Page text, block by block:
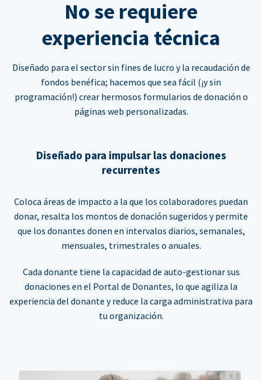
No se requiere
experiencia técnica
Diseñado para el sector sin fines de lucro y la recaudación de
fondos benéfica; hacemos que sea fácil (¡y sin
programación!) crear hermosos formularios de donación o
páginas web personalizadas.
Diseñado para impulsar las donaciones
recurrentes
Coloca áreas de impacto a la que los colaboradores puedan
donar, resalta los montos de donación sugeridos y permite
que los donantes donen en intervalos diarios, semanales,
mensuales, trimestrales o anuales.
Cada donante tiene la capacidad de auto-gestionar sus
donaciones en el Portal de Donantes, lo que agiliza la
experiencia del donante y reduce la carga administrativa para
tu organización.